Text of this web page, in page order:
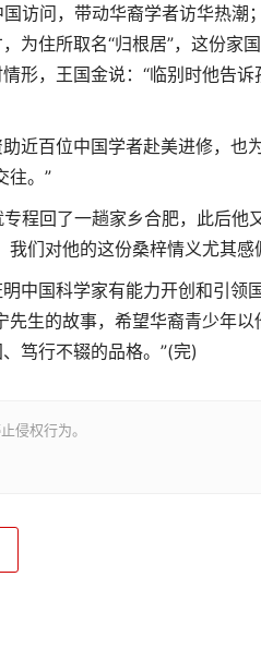
访问，带动华裔学者访华热潮
为住所取名“归根居”，这份家
形，王国金说：“临别时他告诉
近百位中国学者赴美进修，也
往。”
程回了一趟家乡合肥，此后他
们对他的这份桑梓情义尤其感
中国科学家有能力开创和引领
先生的故事，希望华裔青少年以
笃行不辍的品格。”(完)
侵权行为。